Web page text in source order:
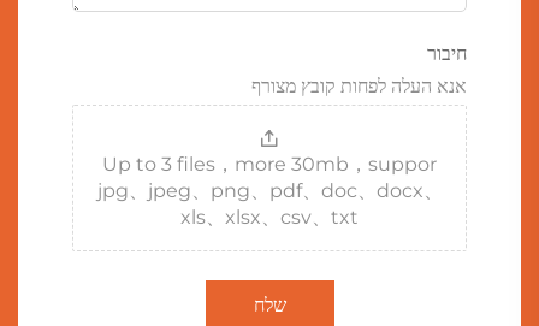
חיבור
אנא העלה לפחות קובץ מצורף
Up to 3 files，more 30mb，suppor
jpg、jpeg、png、pdf、doc、docx、
xls、xlsx、csv、txt
שלח